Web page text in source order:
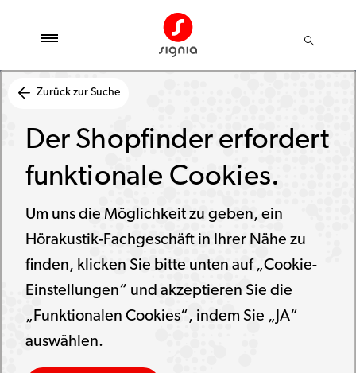
Zurück zur Suche
Der Shopfinder erfordert
funktionale Cookies.
Um uns die Möglichkeit zu geben, ein
Hörakustik-Fachgeschäft in Ihrer Nähe zu
finden, klicken Sie bitte unten auf „Cookie-
Einstellungen“ und akzeptieren Sie die
„Funktionalen Cookies“, indem Sie „JA“
auswählen.